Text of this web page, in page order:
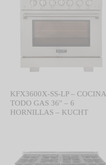
KFX3600X-SS-LP – COCINA
TODO GAS 36″ – 6
HORNILLAS – KUCHT